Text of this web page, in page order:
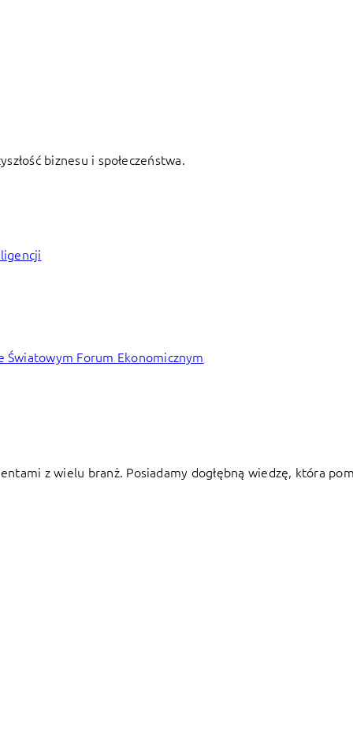
biznesu i społeczeństwa.
Światowym Forum Ekonomicznym
z wielu branż. Posiadamy dogłębną wiedzę, która